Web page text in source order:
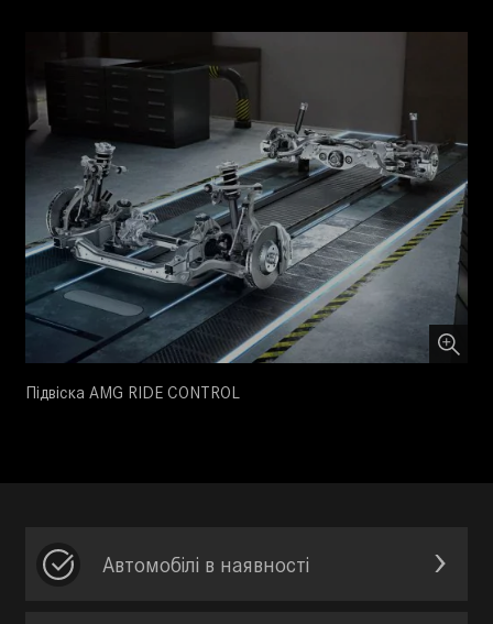
Підвіска AMG RIDE CONTROL
Автомобілі в наявності